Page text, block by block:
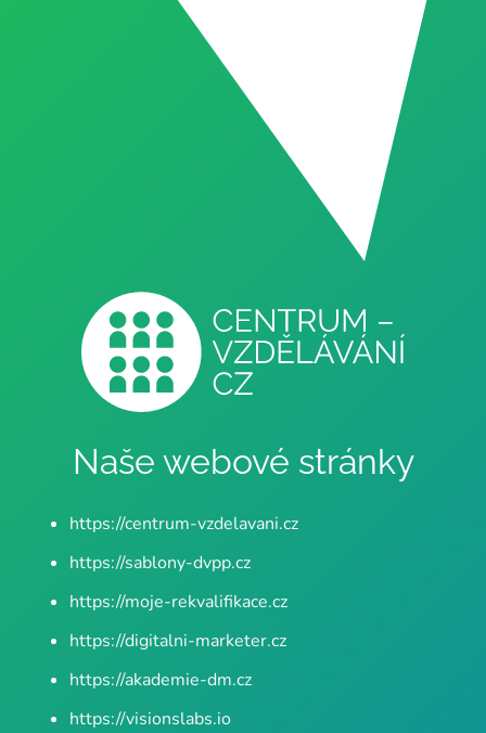
Naše webové stránky
https://centrum-vzdelavani.cz
https://sablony-dvpp.cz
https://moje-rekvalifikace.cz
https://digitalni-marketer.cz
https://akademie-dm.cz
https://visionslabs.io